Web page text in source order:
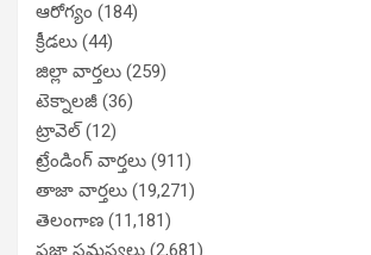
ఆరోగ్యం (184)
క్రీడలు (44)
జిల్లా వార్తలు (259)
టెక్నాలజీ (36)
ట్రావెల్(12)
ట్రేండింగ్ వార్తలు (911)
తాజా వార్తలు (19,271)
తెలంగాణ (11,181)
ప్రజా సమస్యలు (2,681)